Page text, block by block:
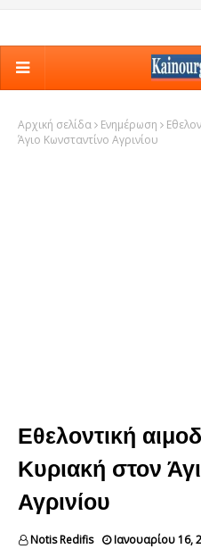
Αρχική σελίδα Ενημέρωση
Άγιο Κωνσταντίνο Αγρινίου
Εθελοντική
Κυριακή στον
Αγρινίου
Notis Redifis Ιανουαρίου 16,